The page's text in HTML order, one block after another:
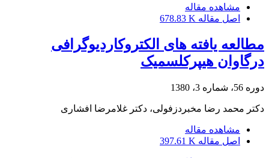
مشاهده مقاله
اصل مقاله 678.83 K
مطالعه یافته های الکتروکاردیوگرافی
درگاوان هیپرکلسمیک
دوره 56، شماره 3، 1380
دکتر محمد رضا مخبردزفولی، دکتر غلامرضا افشاری
مشاهده مقاله
اصل مقاله 397.61 K